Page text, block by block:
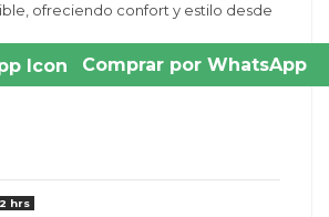
ofreciendo confort y estilo desde
Comprar por WhatsApp
hrs